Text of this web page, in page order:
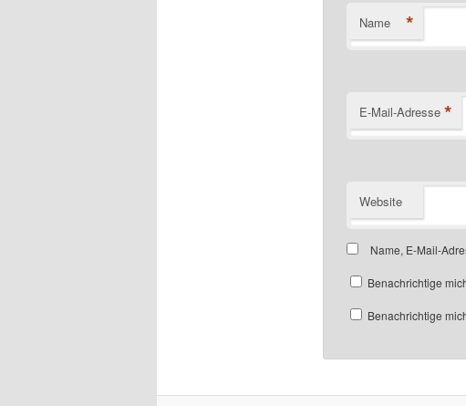
Name *
E-Mail-Adresse *
Website
Name, E-Mail-
Benachrichtige
Benachrichtige